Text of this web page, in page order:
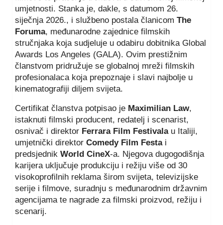
umjetnosti. Stanka je, dakle, s datumom 26.
siječnja 2026., i službeno postala članicom The
Foruma, međunarodne zajednice filmskih
stručnjaka koja sudjeluje u odabiru dobitnika Global
Awards Los Angeles (GALA). Ovim prestižnim
članstvom pridružuje se globalnoj mreži filmskih
profesionalaca koja prepoznaje i slavi najbolje u
kinematografiji diljem svijeta.
Certifikat članstva potpisao je Maximilian Law,
istaknuti filmski producent, redatelj i scenarist,
osnivač i direktor Ferrara Film Festivalau Italiji,
umjetnički direktor Comedy Film Festai
predsjednik World CineX-a. Njegova dugogodišnja
karijera uključuje produkciju i režiju više od 30
visokoprofilnih reklama širom svijeta, televizijske
serije i filmove, suradnju s međunarodnim državnim
agencijama te nagrade za filmski proizvod, režiju i
scenarij.